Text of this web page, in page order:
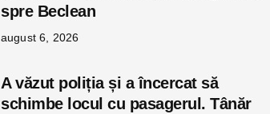
spre Beclean
august 6, 2026
A văzut poliția și a încercat să
schimbe locul cu pasagerul. Tânăr